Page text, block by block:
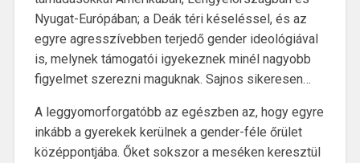
Nyugat-Európában; a Deák téri késeléssel, és az
egyre agresszívebben terjedő gender ideológiával
is, melynek támogatói igyekeznek minél nagyobb
figyelmet szerezni maguknak. Sajnos sikeresen…
A leggyomorforgatóbb az egészben az, hogy egyre
inkább a gyerekek kerülnek a gender-féle őrület
középpontjába. Őket sokszor a meséken keresztül